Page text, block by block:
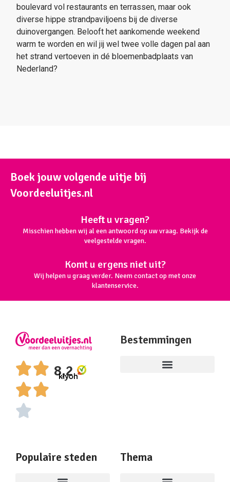
boulevard vol restaurants en terrassen, maar ook
diverse hippe strandpaviljoens bij de diverse
duinovergangen. Belooft het aankomende weekend
warm te worden en wil jij wel twee volle dagen pal aan
het strand vertoeven in dé bloemenbadplaats van
Nederland?
Boek jouw volgende uitje bij
Voordeeluitjes.nl
Heeft u vragen?
Misschien hebben wij al een antwoord op uw vraag. Bekijk de
veelgestelde vragen.
Komt u ergens niet uit?
Wij helpen u graag verder. Neem contact op met onze
klantenservice.
8,2
Bestemmingen
Populaire steden Thema